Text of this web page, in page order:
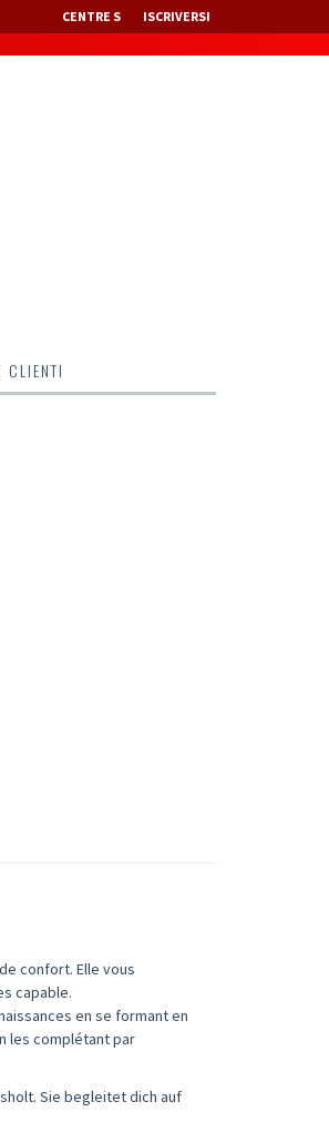
CENTRE S ISCRIVERSI
CLIENTI
confort. Elle vous
capable.
en se formant en
les complétant par
Sie begleitet dich auf